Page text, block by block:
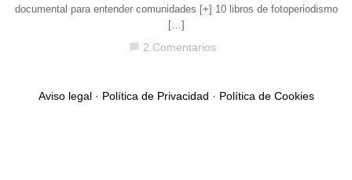
documental para entender comunidades [+] 10 libros de fotoperiodismo
[…]
chat_bubble 2 Comentarios
Aviso legal· Política de Privacidad · Política de Cookies